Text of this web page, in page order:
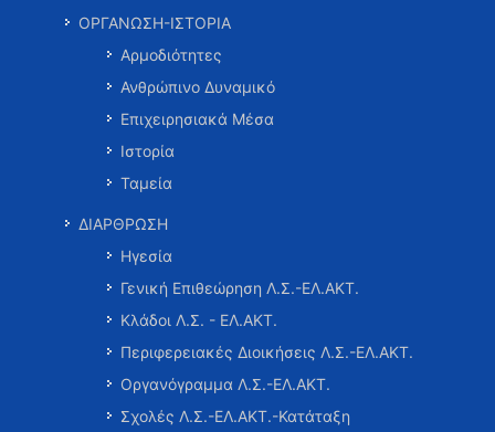
ΟΡΓΑΝΩΣΗ-ΙΣΤΟΡΙΑ
Αρμοδιότητες
Ανθρώπινο Δυναμικό
Επιχειρησιακά Μέσα
Ιστορία
Ταμεία
ΔΙΑΡΘΡΩΣΗ
Ηγεσία
Γενική Επιθεώρηση Λ.Σ.-ΕΛ.ΑΚΤ.
Κλάδοι Λ.Σ. - ΕΛ.ΑΚΤ.
Περιφερειακές Διοικήσεις Λ.Σ.-ΕΛ.ΑΚΤ.
Οργανόγραμμα Λ.Σ.-ΕΛ.ΑΚΤ.
Σχολές Λ.Σ.-ΕΛ.ΑΚΤ.-Κατάταξη